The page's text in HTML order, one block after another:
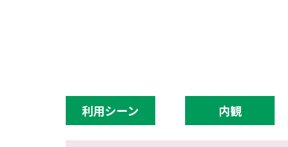
利用シーン 内観